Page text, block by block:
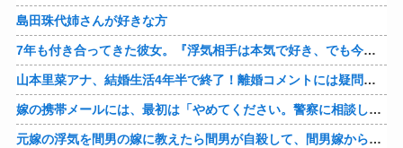
島田珠代姉さんが好きな方
7年も付き合ってきた彼女。『浮気相手は本気で好き、でも今の生活は壊したくない。あなたは家族で、浮気相手は恋人。それじゃ駄目なの？』人の心なんて持ってなかったｗ
山本里菜アナ、結婚生活4年半で終了！離婚コメントには疑問の声
嫁の携帯メールには、最初は「やめてください。警察に相談します」とかだったけど、最近は「昨日もすごかった。間君のが中でビクピｋ（ｒｙ」とｗ しかも羽目鳥も満載だった！
元嫁の浮気を間男の嫁に教えたら間男が自殺して、間男嫁から感謝されつつ元嫁に『いつ死ぬの？』と笑顔で言われた衝撃